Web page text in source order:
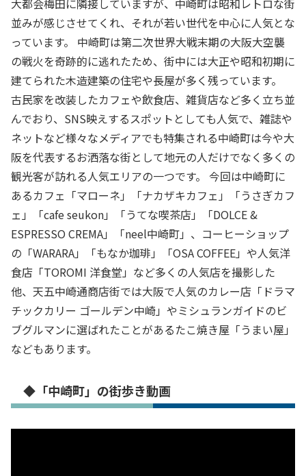
大都会梅田に隣接していますが、中崎町は昭和レトロな街
並みが感じさせてくれ、それが若い世代を中心に人気とな
っています。 中崎町は第二次世界大戦末期の大阪大空襲
の戦火を奇跡的に逃れたため、街中には大正や昭和初期に
建てられた木造建築の住宅や長屋が多く残っています。
古民家を改装したカフェや飲食店、雑貨店など多く立ち並
んでおり、SNS映えするスポットとしても人気で、雑誌や
ネットなど様々なメディアでも特集される中崎町は今や大
阪を代表するお洒落な街として地元の人だけでなく多くの
観光客が訪れる人気エリアの一つです。 今回は中崎町に
あるカフェ「マローネ」「ナカザキカフェ」「うさぎカフ
ェ」「cafe seukon」「うてな喫茶店」「DOLCE &
ESPRESSO CREMA」「neel中崎町」、コーヒーショップ
の「WARARA」「もなか珈琲」「OSA COFFEE」や人気洋
食店「TOROMI 洋食堂」など多くの人気店を撮影した
他、天五中崎通商店街では大阪で人気のカレー店「ドラマ
チックカリー ゴールデン中崎」やミシュランガイドのビ
ブグルマンに選ばれたことがあるたこ焼き屋「うまい屋」
などもあります。
◆「中崎町」の街歩き動画